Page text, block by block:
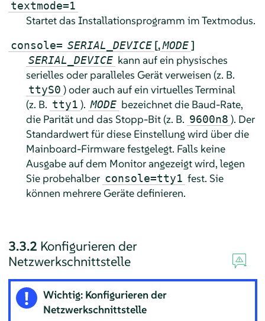
textmode=1
Startet das Installationsprogramm im Textmodus.
console= SERIAL_DEVICE [,MODE ]
SERIAL_DEVICE kann auf ein physisches
serielles oder paralleles Gerät verweisen (z. B.
ttyS0 ) oder auch auf ein virtuelles Terminal
(z. B. tty1 ). MODE bezeichnet die Baud-Rate,
die Parität und das Stopp-Bit (z. B. 9600n8 ). Der
Standardwert für diese Einstellung wird über die
Mainboard-Firmware festgelegt. Falls keine
Ausgabe auf dem Monitor angezeigt wird, legen
Sie probehalber console=tty1 fest. Sie
können mehrere Geräte definieren.
3.3.2 Konfigurieren der
Netzwerkschnittstelle
Wichtig: Konfigurieren der
Netzwerkschnittstelle